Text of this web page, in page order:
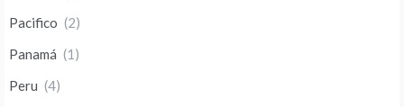
Pacifico (2)
Panamá (1)
Peru (4)